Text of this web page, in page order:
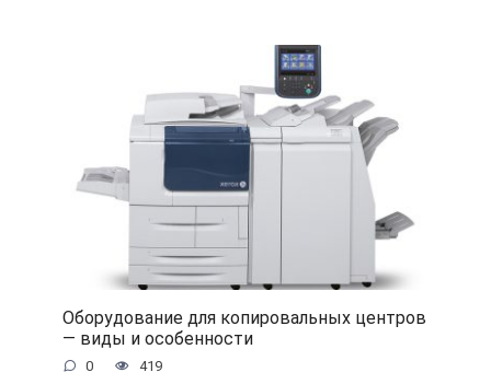
Оборудование для копировальных центров
— виды и особенности
0 419